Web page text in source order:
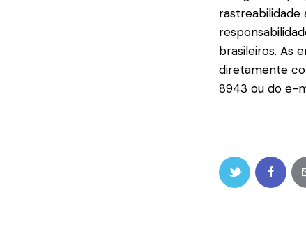
rastreabilidade
brasileiros. As
diretamente
8943 ou do e-